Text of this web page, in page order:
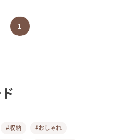
1
#収納
#おしゃれ